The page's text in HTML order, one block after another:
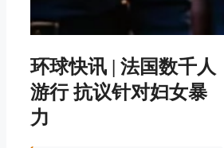
环球快讯 | 法国数千人
游行 抗议针对妇女暴
力